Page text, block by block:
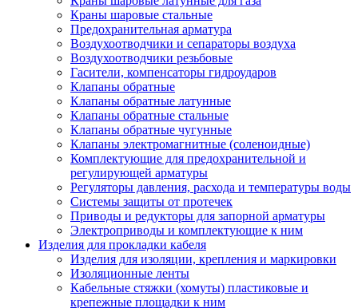
Краны шаровые стальные
Предохранительная арматура
Воздухоотводчики и сепараторы воздуха
Воздухоотводчики резьбовые
Гасители, компенсаторы гидроударов
Клапаны обратные
Клапаны обратные латунные
Клапаны обратные стальные
Клапаны обратные чугунные
Клапаны электромагнитные (соленоидные)
Комплектующие для предохранительной и
регулирующей арматуры
Регуляторы давления, расхода и температуры воды
Системы защиты от протечек
Приводы и редукторы для запорной арматуры
Электроприводы и комплектующие к ним
Изделия для прокладки кабеля
Изделия для изоляции, крепления и маркировки
Изоляционные ленты
Кабельные стяжки (хомуты) пластиковые и
крепежные площадки к ним